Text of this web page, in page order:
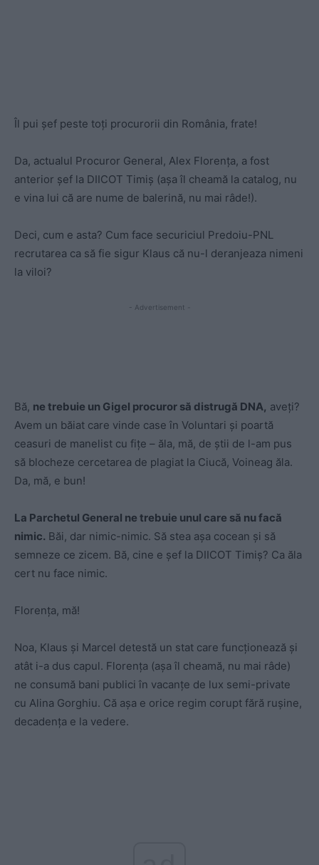
Îl pui şef peste toți procurorii din România, frate!
Da, actualul Procuror General, Alex Florența, a fost
anterior şef la DIICOT Timiş (aşa îl cheamă la catalog, nu
e vina lui că are nume de balerină, nu mai râde!).
Deci, cum e asta? Cum face securiciul Predoiu-PNL
recrutarea ca să fie sigur Klaus că nu-l deranjeaza nimeni
la viloi?
- Advertisement -
Bă, ne trebuie un Gigel procuror să distrugă DNA, aveți?
Avem un băiat care vinde case în Voluntari şi poartă
ceasuri de manelist cu fițe – ăla, mă, de ştii de l-am pus
să blocheze cercetarea de plagiat la Ciucă, Voineag ăla.
Da, mă, e bun!
La Parchetul General ne trebuie unul care să nu facă
nimic. Băi, dar nimic-nimic. Să stea aşa cocean şi să
semneze ce zicem. Bă, cine e şef la DIICOT Timiş? Ca ăla
cert nu face nimic.
Florența, mă!
Noa, Klaus şi Marcel detestă un stat care funcționează şi
atât i-a dus capul. Florența (aşa îl cheamă, nu mai râde)
ne consumă bani publici în vacanțe de lux semi-private
cu Alina Gorghiu. Că aşa e orice regim corupt fără ruşine,
decadența e la vedere.